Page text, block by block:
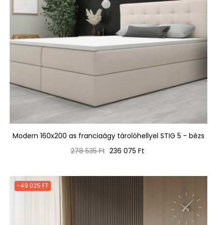
Modern 160x200 as franciaágy tárolóhellyel STIG 5 - bézs
Normál
278 535 Ft Ár
236 075 Ft
-49 025 FT